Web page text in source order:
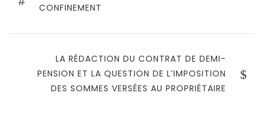
CONFINEMENT
LA RÉDACTION DU CONTRAT DE DEMI-
PENSION ET LA QUESTION DE L’IMPOSITION
DES SOMMES VERSÉES AU PROPRIÉTAIRE​